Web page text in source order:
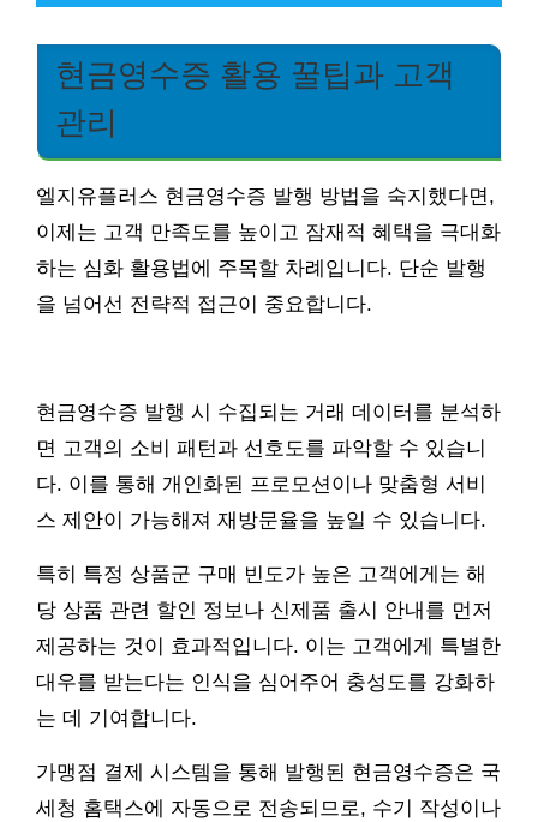
현금영수증 활용 꿀팁과 고객
관리
엘지유플러스 현금영수증 발행 방법을 숙지했다면,
이제는 고객 만족도를 높이고 잠재적 혜택을 극대화
하는 심화 활용법에 주목할 차례입니다. 단순 발행
을 넘어선 전략적 접근이 중요합니다.
현금영수증 발행 시 수집되는 거래 데이터를 분석하
면 고객의 소비 패턴과 선호도를 파악할 수 있습니
다. 이를 통해 개인화된 프로모션이나 맞춤형 서비
스 제안이 가능해져 재방문율을 높일 수 있습니다.
특히 특정 상품군 구매 빈도가 높은 고객에게는 해
당 상품 관련 할인 정보나 신제품 출시 안내를 먼저
제공하는 것이 효과적입니다. 이는 고객에게 특별한
대우를 받는다는 인식을 심어주어 충성도를 강화하
는 데 기여합니다.
가맹점 결제 시스템을 통해 발행된 현금영수증은 국
세청 홈택스에 자동으로 전송되므로, 수기 작성이나